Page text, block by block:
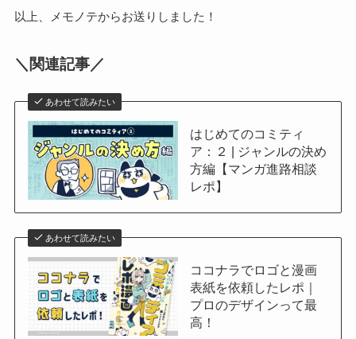
以上、メモノテからお送りしました！
＼関連記事／
あわせて読みたい
はじめてのコミティ
ア：２ | ジャンルの決め
方編【マンガ進路相談
レポ】
あわせて読みたい
ココナラでロゴと漫画
表紙を依頼したレポ｜
プロのデザインって最
高！